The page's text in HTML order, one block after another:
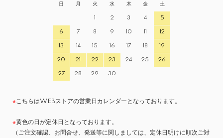
日 月 火 水 木 金 土
1 2 3 4 5
6 7 8 9 10 11 12
13 14 15 16 17 18 19
20 21 22 23 24 25 26
27 28 29 30
※ こちらはWEBストアの営業日カレンダーとなっております。
※黄色の日が定休日となっております。
（ご注文確認、お問合せ、発送等に関しましては、定休日明けに順次ご対